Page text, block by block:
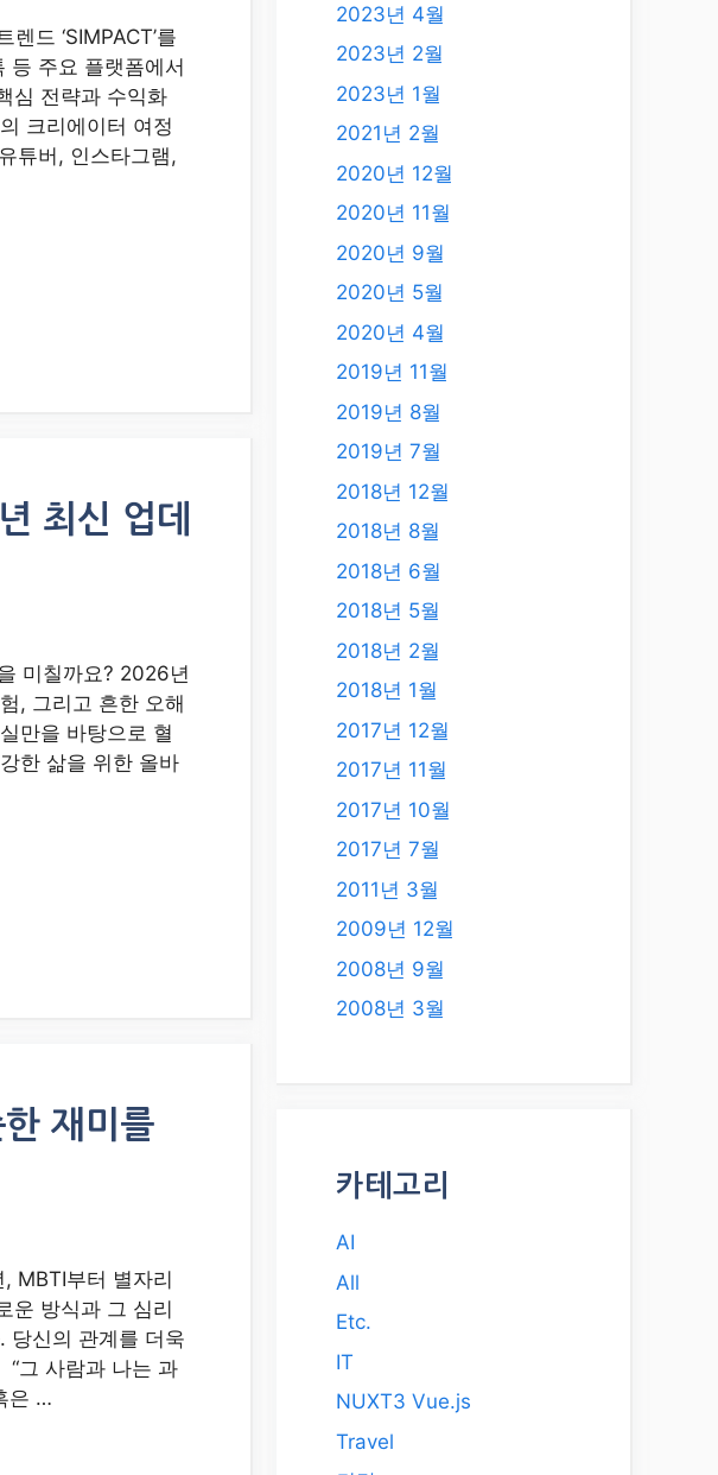
드 ‘SIMPACT’를
등 주요 플랫폼에서
심 전략과 수익화
크리에이터 여정
튜버, 인스타그램,
최신 업데
칠까요? 2026년
, 그리고 흔한 오해
만을 바탕으로 혈
한 삶을 위한 올바
재미를
MBTI부터 별자리
운 방식과 그 심리
당신의 관계를 더욱
그 사람과 나는 과
은 …
2023년 4월
2023년 2월
2023년 1월
2021년 2월
2020년 12월
2020년 11월
2020년 9월
2020년 5월
2020년 4월
2019년 11월
2019년 8월
2019년 7월
2018년 12월
2018년 8월
2018년 6월
2018년 5월
2018년 2월
2018년 1월
2017년 12월
2017년 11월
2017년 10월
2017년 7월
2011년 3월
2009년 12월
2008년 9월
2008년 3월
카테고리
AI
All
Etc.
IT
NUXT3 Vue.js
Travel